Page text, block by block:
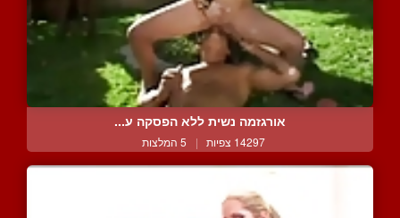
אורגזמה נשית ללא הפסקה ע...
14297 צפיות | 5 המלצות